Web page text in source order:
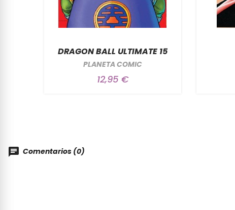
DRAGON BALL ULTIMATE 15
PLANETA COMIC
12,95 €
Comentarios (0)